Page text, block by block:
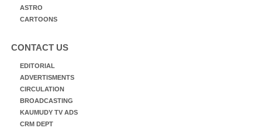
ASTRO
CARTOONS
CONTACT US
EDITORIAL
ADVERTISMENTS
CIRCULATION
BROADCASTING
KAUMUDY TV ADS
CRM DEPT